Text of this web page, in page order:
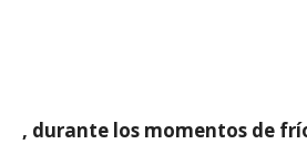
, durante los momentos de